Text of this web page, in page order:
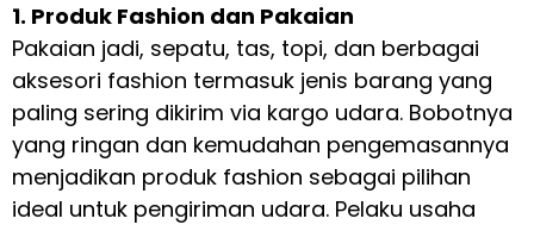
1. Produk Fashion dan Pakaian
Pakaian jadi, sepatu, tas, topi, dan berbagai
aksesori fashion termasuk jenis barang yang
paling sering dikirim via kargo udara. Bobotnya
yang ringan dan kemudahan pengemasannya
menjadikan produk fashion sebagai pilihan
ideal untuk pengiriman udara. Pelaku usaha